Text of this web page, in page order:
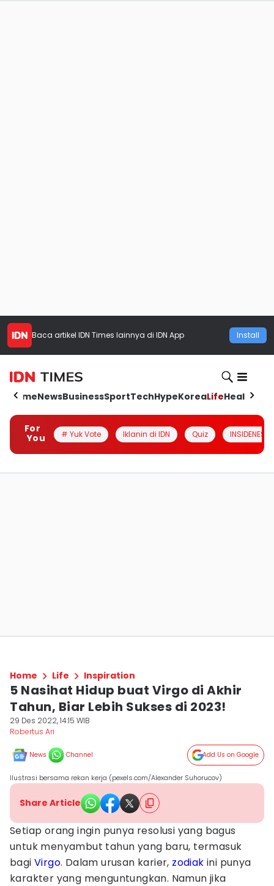
Baca artikel IDN Times lainnya di IDN App Install
HomeNewsBusinessSportTechHypeKoreaLifeHealth
For
You
# Yuk Vote Iklanin di IDN Quiz INSIDENESIA
Home Life Inspiration
5 Nasihat Hidup buat Virgo di Akhir
Tahun, Biar Lebih Sukses di 2023!
29 Des 2022, 14:15 WIB
Robertus Ari
News Channel Add Us on Google
Ilustrasi bersama rekan kerja (pexels.com/Alexander Suhorucov)
Share Article
Setiap orang ingin punya resolusi yang bagus
untuk menyambut tahun yang baru, termasuk
bagi Virgo. Dalam urusan karier, zodiak ini punya
karakter yang menguntungkan. Namun jika